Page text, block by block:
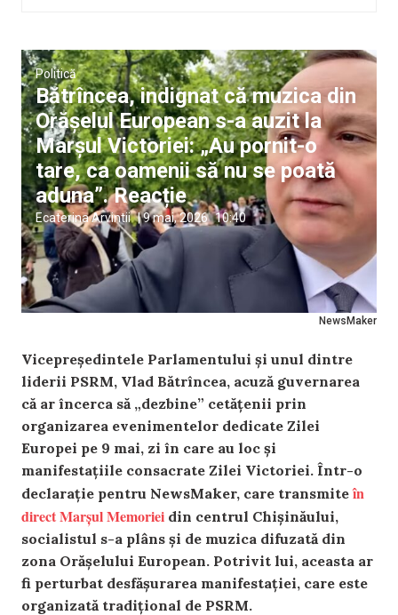
NewsMaker
Politică
Bătrîncea, indignat că muzica din
Orășelul European s-a auzit la
Marșul Victoriei: „Au pornit-o
tare, ca oamenii să nu se poată
aduna”. Reacție
Ecaterina Arvintii |9 mai, 2026 10:40
Vicepreședintele Parlamentului și unul dintre
liderii PSRM, Vlad Bătrîncea, acuză guvernarea
că ar încerca să „dezbine” cetățenii prin
organizarea evenimentelor dedicate Zilei
Europei pe 9 mai, zi în care au loc și
manifestațiile consacrate Zilei Victoriei. Într-o
declarație pentru NewsMaker, care transmiteîn
direct Marșul Memoriei din centrul Chișinăului,
socialistul s-a plâns și de muzica difuzată din
zona Orășelului European. Potrivit lui, aceasta ar
fi perturbat desfășurarea manifestației, care este
organizată tradițional de PSRM.